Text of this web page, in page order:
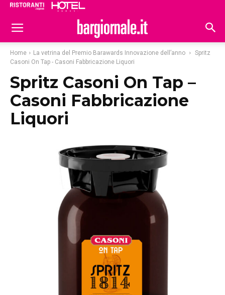
Home La vetrina del Premio Barawards Innovazione dell’anno
Spritz
Casoni On Tap - Casoni Fabbricazione Liquori
Spritz Casoni On Tap –
Casoni Fabbricazione
Liquori